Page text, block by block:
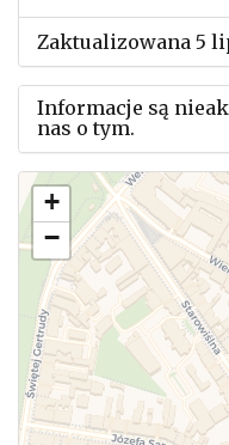
Zaktualizowana 5
Informacje są
nas o tym.
Użyj tego
zmianach w
+
−